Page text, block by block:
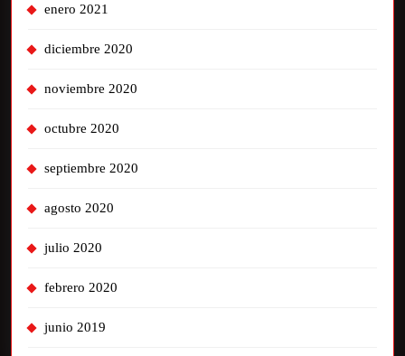
enero 2021
diciembre 2020
noviembre 2020
octubre 2020
septiembre 2020
agosto 2020
julio 2020
febrero 2020
junio 2019